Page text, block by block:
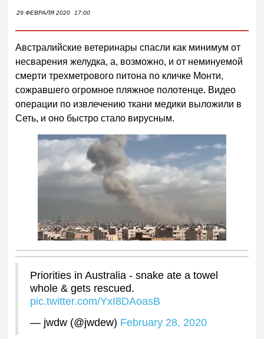
29 ФЕВРАЛЯ 2020 17:00
Австралийские ветеринары спасли как минимум от
несварения желудка, а, возможно, и от неминуемой
смерти трехметрового питона по кличке Монти,
сожравшего огромное пляжное полотенце. Видео
операции по извлечению ткани медики выложили в
Сеть, и оно быстро стало вирусным.
Priorities in Australia - snake ate a towel
whole & gets rescued.
pic.twitter.com/YxI8DAoasB
— jwdw (@jwdew) February 28, 2020